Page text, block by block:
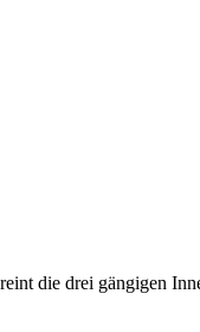
die drei gängigen